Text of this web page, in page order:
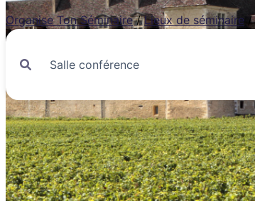
Organise Ton Séminaire / Lieux de séminaire /